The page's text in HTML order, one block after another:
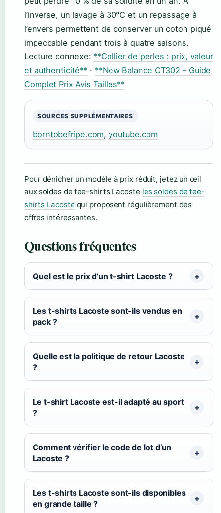
l’inverse, un lavage à 30°C et un repassage à
l’envers permettent de conserver un coton piqué
impeccable pendant trois à quatre saisons.
Lecture connexe: **Collier de perles : prix, valeur
et authenticité** · **New Balance CT302 – Guide
Complet Prix Avis Tailles**
SOURCES SUPPLÉMENTAIRES
borntobefripe.com,youtube.com
Pour dénicher un modèle à prix réduit, jetez un œil
aux soldes de tee-shirts Lacoste les soldes de tee-
shirts Lacoste qui proposent régulièrement des
offres intéressantes.
Questions fréquentes
Quel est le prix d’un t-shirt Lacoste ?
Les t-shirts Lacoste sont-ils vendus en
pack ?
Quelle est la politique de retour Lacoste
?
Le t-shirt Lacoste est-il adapté au sport
?
Comment vérifier le code de lot d’un
Lacoste ?
Les t-shirts Lacoste sont-ils disponibles
en grande taille ?